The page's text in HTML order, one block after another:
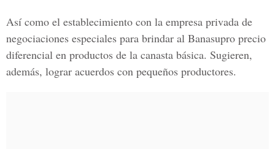
Así como el establecimiento con la empresa privada de
negociaciones especiales para brindar al Banasupro precio
diferencial en productos de la canasta básica. Sugieren,
además, lograr acuerdos con pequeños productores.